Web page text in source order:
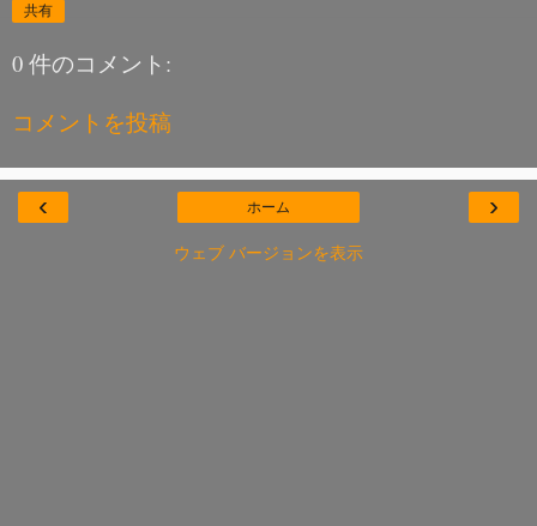
共有
0 件のコメント:
コメントを投稿
‹ ›
ホーム
ウェブ バージョンを表示